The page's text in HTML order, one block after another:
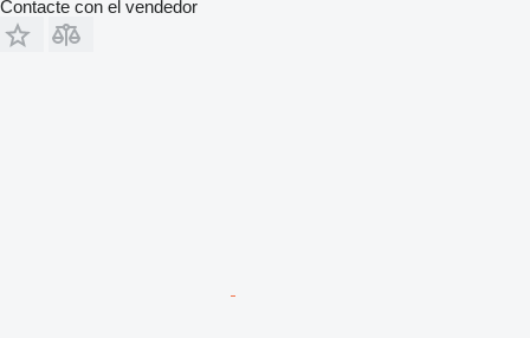
Contacte con el vendedor